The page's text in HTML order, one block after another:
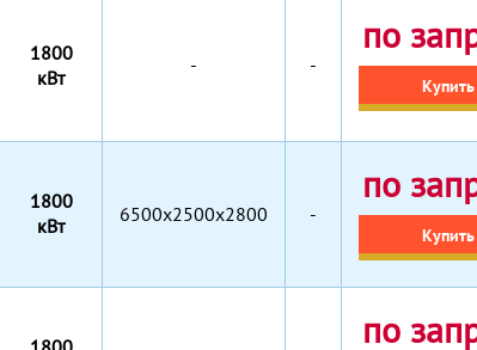
1800
кВт
- -
по
Купить
1800
кВт
6500х2500х2800 -
по
Купить
по